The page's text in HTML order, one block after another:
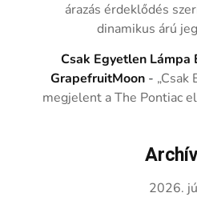
árazás érdeklődés
dinamikus árú
Csak Egyetlen
GrapefruitMoon - „Csak
megjelent a The Pontiac
2026.